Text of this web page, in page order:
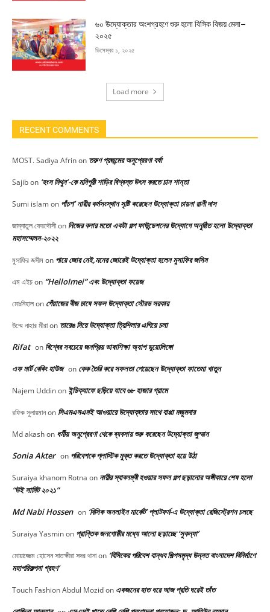
৬০ উদ্যোক্তার অংশগ্রহণে শুরু হলো বিসিক বিজয় মেলা–
২০২৫
ডিসেম্বর ১, ২০২৫
Load more
RECENT COMMENTS
MOST. Sadiya Afrinon তরুণ প্রজন্মের অনুপ্রেরণা বর্ষা
Sajibon ‘হংস মিথুন’-কে মনিপুরী শাড়ির বিশ্বস্ত উৎস করতে চান শান্তা
Sumi islamon পাঁচশ’ নারীর কর্মসংস্থান সৃষ্টি করেছেন উদ্যোক্তা চায়না রানী দাস
জান্নাতুল ফেরদৌসীon নিজের বলার মতো একটা গল্প ফাউন্ডেশনের উদ্যোগে অনুষ্ঠিত হলো উদ্যোক্তা
মহাসম্মেলন-২০২২
মুসাফির জসীমon পায়ে জোর নেই,মনের জোরেই উদ্যোক্তা হলেন মুসাফির জসিম
এম এইচon “HelloImei” এবং উদ্যোক্তা ফয়েজ
মোঃনিহালon পেঁয়াজের বীজ চাষে সফল উদ্যোক্তা সৌরভ সরকার
উম্মে নাহার মীরাon তারেঙ নিয়ে উদ্যোক্তা ত্রিশিলার এগিয়ে চলা
Rifat on বিশ্বের সবচেয়ে জনপ্রিয় ভাষাশিক্ষা অ্যাপ ডুয়োলিঙ্গো
এফ মার্ট বেকিং হাউজ on কেক তৈরি করে সফলতা পেয়েছেন উদ্যোক্তা ফাতেমা খাতুন
Najem Uddinon ইন্ডিক্যাফে ছড়িয়ে যাবে ৬৮ হাজার গ্রামে
রফিক সুলায়মানon সিএমএসএমই আওয়ারে উদ্যোক্তার সাথে বাপ্পা মজুমদার
Md akashon ধর্মীয় অনুপ্রেরণা থেকে ব্যবসায় শুরু করেছেন উদ্যোক্তা জুম্মান
Sonia Akter on পরিবেশকে প্লাস্টিক মুক্ত করতে উদ্যোক্তা হয়ে উঠা
Suraiya khanom Rotna on নারীর স্বাবলম্বী হওয়ার সফল গল্প ছড়ানোর অঙ্গীকারে শেষ হলো
“উই সামিট ২০২১”
Md Nabi Hossen on ‘বিসিক অনলাইন মার্কেট’ প্লাটফর্ম-এ উদ্যোক্তা রেজিস্ট্রেশন চলছে
Suraiya Yasminon প্রান্তিক জনগোষ্ঠীর মধ্যে আলো ছড়াচ্ছে ‘সুকন্যা’
মোয়াজ্জেম হোসেন সাতক্ষীরা সদর থানাon ‘বিসিকের পরিবেশ বান্ধব শিল্পসমৃদ্ধ উন্নত বাংলাদেশ বিনির্মাণে
মহাপরিকল্পনা গ্রহণ’
Touch Fashion Abdul Mozidon একজনের হাত ধরে আজ প্রতি ঘরেই তাঁত